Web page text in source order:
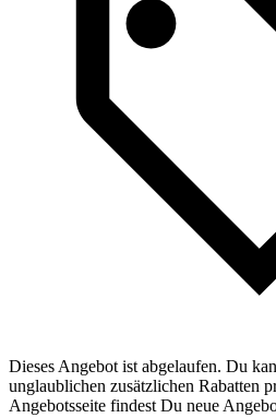
Dieses Angebot ist abgelaufen. Du
unglaublichen zusätzlichen Rabatten
Angebotsseite findest Du neue